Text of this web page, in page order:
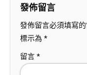
發佈留言
發佈留言必須填寫
標示為 *
留言 *